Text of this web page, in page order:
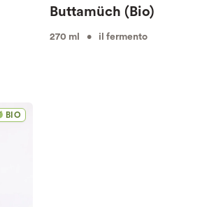
Buttamüch (Bio)
270 ml • il fermento
BIO